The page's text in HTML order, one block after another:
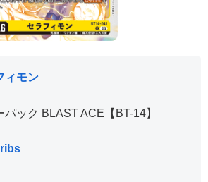
ィモン
ック BLAST ACE【BT-14】